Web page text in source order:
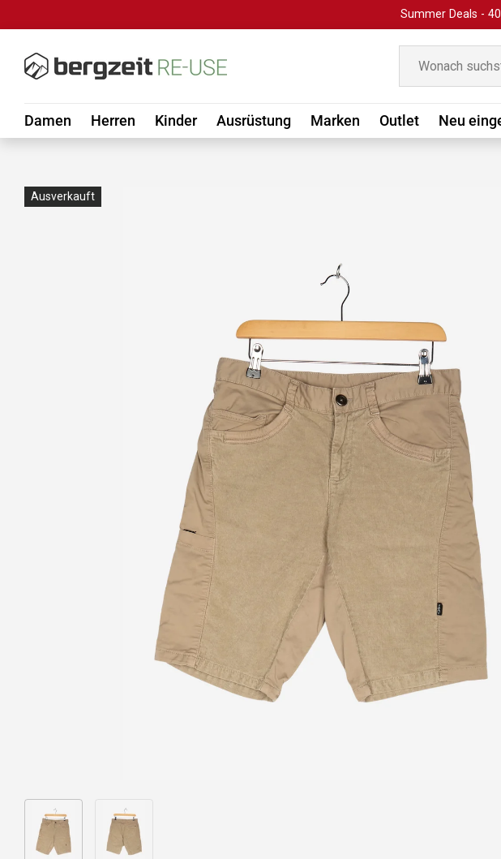
Summer Deals -
Damen Herren Kinder Ausrüstung Marken Outlet Neu
Ausverkauft